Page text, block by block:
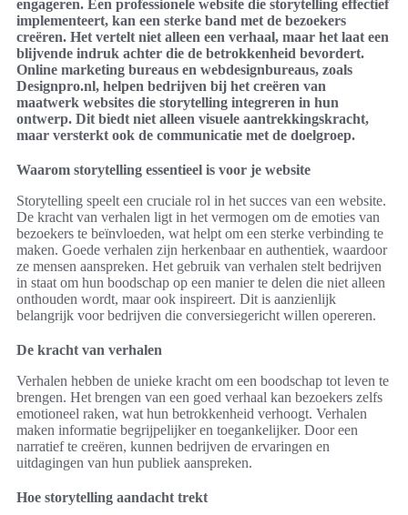
engageren. Een professionele website die storytelling effectief
implementeert, kan een sterke band met de bezoekers
creëren. Het vertelt niet alleen een verhaal, maar het laat een
blijvende indruk achter die de betrokkenheid bevordert.
Online marketing bureaus en webdesignbureaus, zoals
Designpro.nl, helpen bedrijven bij het creëren van
maatwerk websites die storytelling integreren in hun
ontwerp. Dit biedt niet alleen visuele aantrekkingskracht,
maar versterkt ook de communicatie met de doelgroep.
Waarom storytelling essentieel is voor je website
Storytelling speelt een cruciale rol in het succes van een website.
De kracht van verhalen ligt in het vermogen om de emoties van
bezoekers te beïnvloeden, wat helpt om een sterke verbinding te
maken. Goede verhalen zijn herkenbaar en authentiek, waardoor
ze mensen aanspreken. Het gebruik van verhalen stelt bedrijven
in staat om hun boodschap op een manier te delen die niet alleen
onthouden wordt, maar ook inspireert. Dit is aanzienlijk
belangrijk voor bedrijven die conversiegericht willen opereren.
De kracht van verhalen
Verhalen hebben de unieke kracht om een boodschap tot leven te
brengen. Het brengen van een goed verhaal kan bezoekers zelfs
emotioneel raken, wat hun betrokkenheid verhoogt. Verhalen
maken informatie begrijpelijker en toegankelijker. Door een
narratief te creëren, kunnen bedrijven de ervaringen en
uitdagingen van hun publiek aanspreken.
Hoe storytelling aandacht trekt